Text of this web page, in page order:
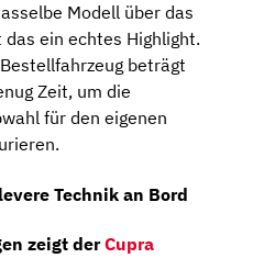
Modell über das
ein echtes Highlight.
beträgt
Zeit, um die
für den eigenen
Technik an Bord
zeigt derCupra